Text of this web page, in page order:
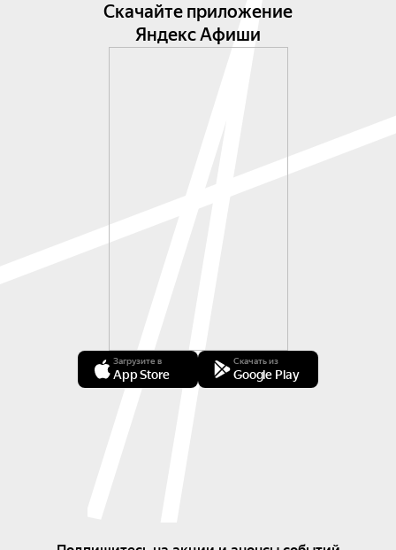
Скачайте приложение
Яндекс Афиши
Загрузите в
App Store
Скачать из
Google Play